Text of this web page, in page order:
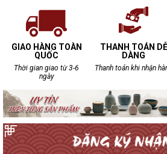
GIAO HÀNG TOÀN
QUỐC
Thời gian giao từ 3-6
ngày
THANH TOÁN DỄ
DÀNG
Thanh toán khi nhận